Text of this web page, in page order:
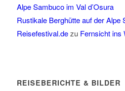
Alpe Sambuco im Val d’Osura
Rustikale Berghütte auf der Alpe
Reisefestival.dezu Fernsicht ins
REISEBERICHTE & BILDER